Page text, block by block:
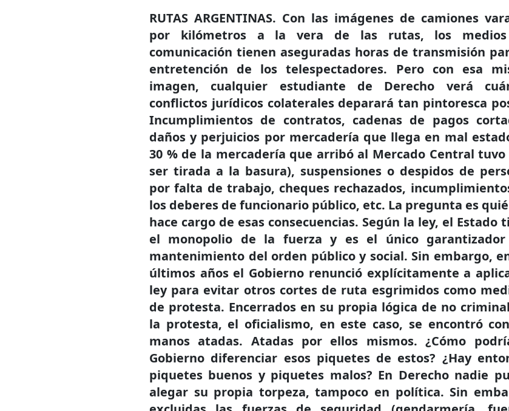
RUTAS ARGENTINAS. Con las imágenes de camiones
por kilómetros a la vera de las rutas, los
comunicación tienen aseguradas horas de transmisión
entretención de los telespectadores. Pero con esa
imagen, cualquier estudiante de Derecho verá
conflictos jurídicos colaterales deparará tan pintoresca
Incumplimientos de contratos, cadenas de pagos
daños y perjuicios por mercadería que llega en mal
30 % de la mercadería que arribó al Mercado Central tuvo
ser tirada a la basura), suspensiones o despidos de
por falta de trabajo, cheques rechazados,
los deberes de funcionario público, etc. La pregunta es
hace cargo de esas consecuencias. Según la ley, el Estado
el monopolio de la fuerza y es el único
mantenimiento del orden público y social. Sin embargo,
últimos años el Gobierno renunció explícitamente a
ley para evitar otros cortes de ruta esgrimidos como
de protesta. Encerrados en su propia lógica de no
la protesta, el oficialismo, en este caso, se encontró
manos atadas. Atadas por ellos mismos. ¿Cómo
Gobierno diferenciar esos piquetes de estos? ¿Hay
piquetes buenos y piquetes malos? En Derecho nadie
alegar su propia torpeza, tampoco en política. Sin